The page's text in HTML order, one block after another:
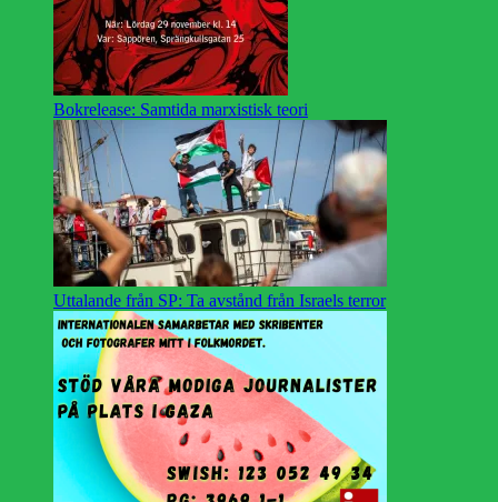
Bokrelease: Samtida marxistisk teori
Uttalande från SP: Ta avstånd från Israels terror